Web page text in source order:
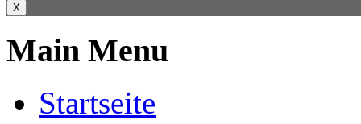
X
Main Menu
Startseite